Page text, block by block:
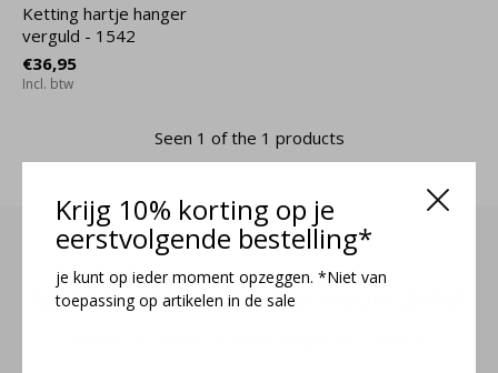
Krijg 10% korting op je
eerstvolgende bestelling*
je kunt op ieder moment opzeggen. *Niet van
toepassing op artikelen in de sale
Ketting hartje hanger
verguld - 1542
€36,95
Incl. btw
Seen 1 of the 1 products
Meld je aan voor onze nieuwsbrief